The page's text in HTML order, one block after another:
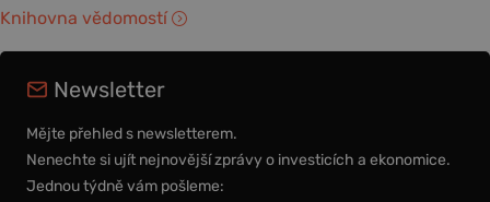
Knihovna vědomostí
Newsletter
Mějte přehled s newsletterem.
Nenechte si ujít nejnovější zprávy o investicích a ekonomice.
Jednou týdně vám pošleme: